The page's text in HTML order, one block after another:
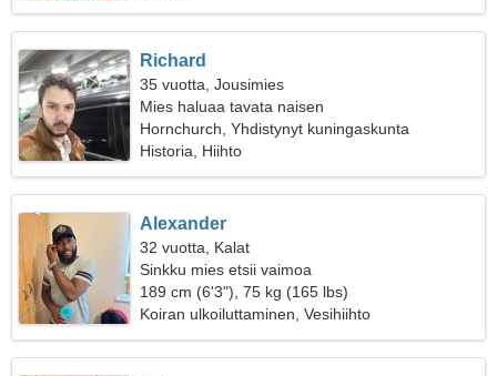
Richard
35 vuotta, Jousimies
Mies haluaa tavata naisen
Hornchurch, Yhdistynyt kuningaskunta
Historia, Hiihto
Alexander
32 vuotta, Kalat
Sinkku mies etsii vaimoa
189 cm (6'3"), 75 kg (165 lbs)
Koiran ulkoiluttaminen, Vesihiihto